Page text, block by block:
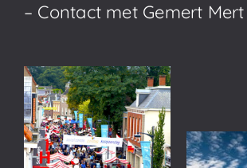
– Contact met Gemert Mert